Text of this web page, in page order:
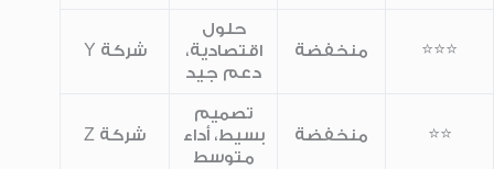
⭐⭐⭐ منخفضة
حلول
اقتصادية،
دعم جيد
شركة Y
⭐⭐ منخفضة
تصميم
بسيط، أداء
متوسط
شركة Z